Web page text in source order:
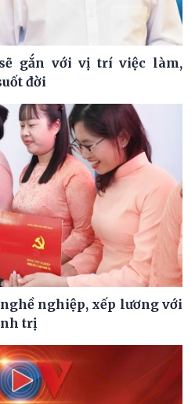
sẽ gắn với vị trí việc làm,
đời
nghiệp, xếp lương với
trị